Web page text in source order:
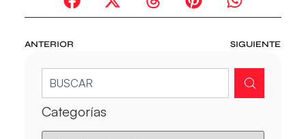
ANTERIOR SIGUIENTE
Categorías